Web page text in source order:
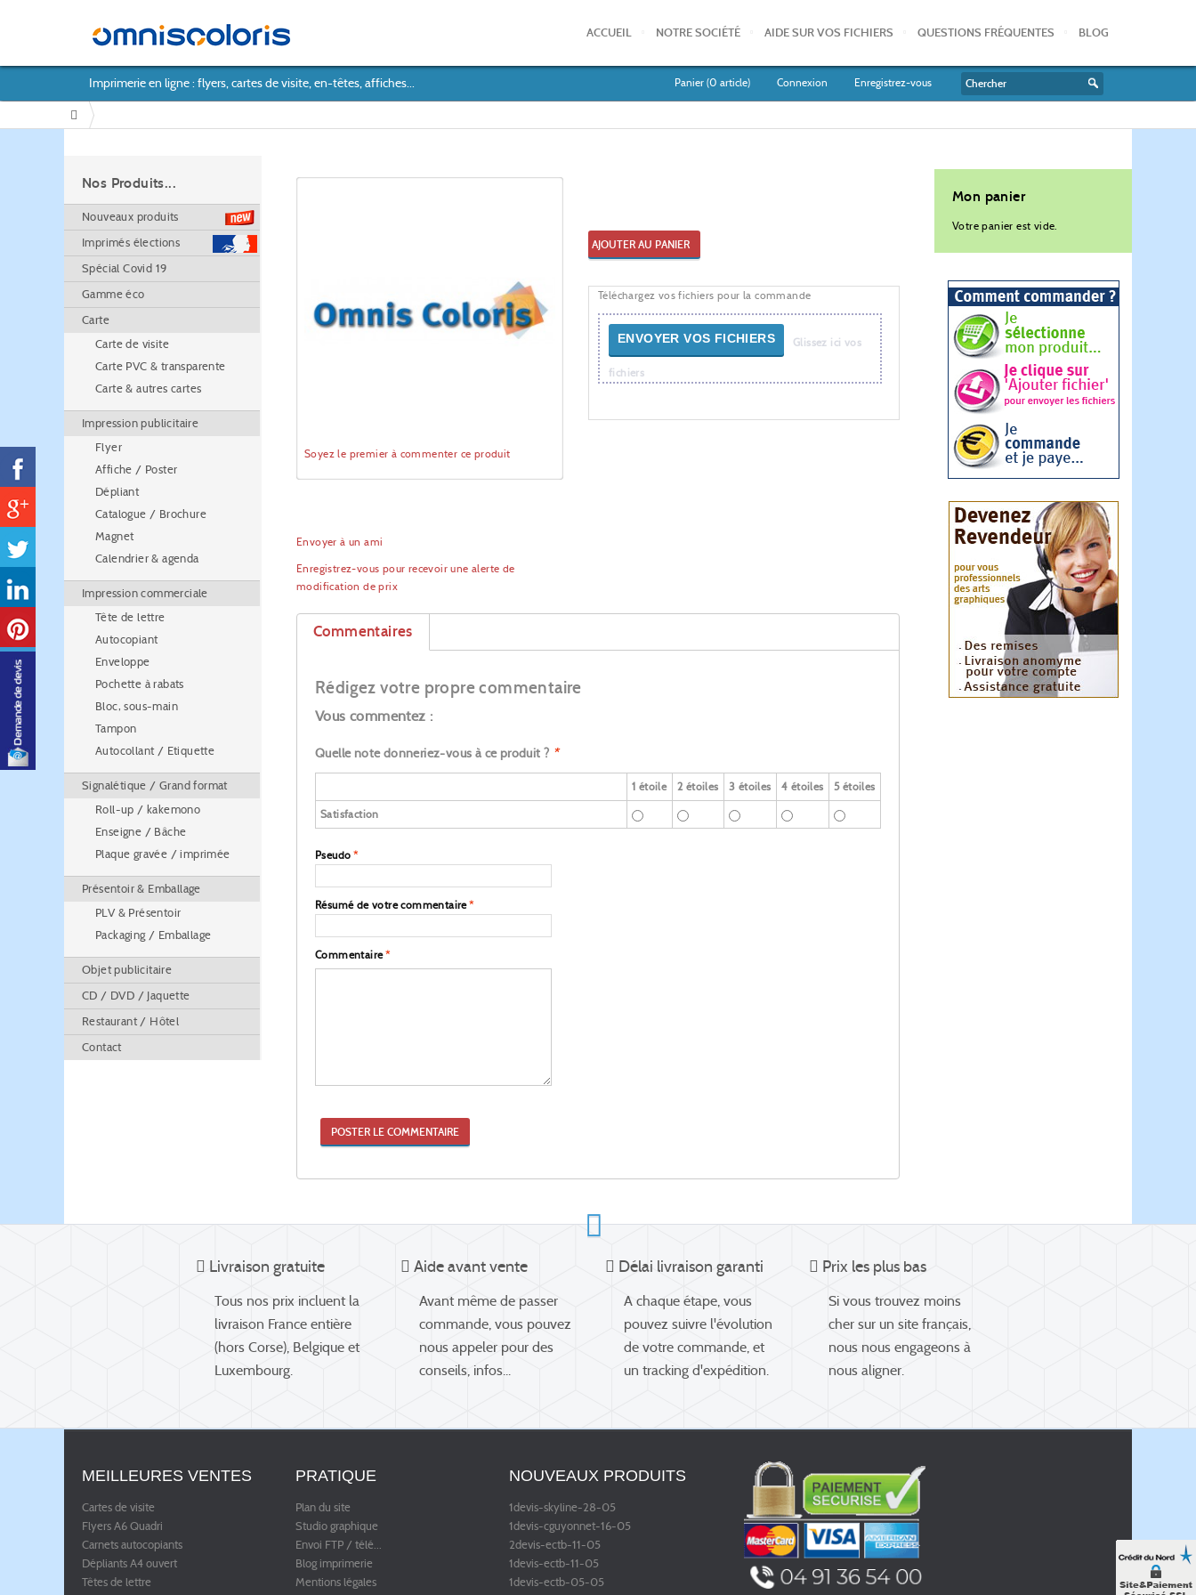
ACCUEIL NOTRE SOCIÉTÉ AIDE SUR VOS FICHIERS QUESTIONS FRÉQUENTES BLOG
Imprimerie en ligne : flyers, cartes de visite, en-têtes, affiches... Panier (0 article) Connexion Enregistrez-vous
Soyez le premier à commenter ce produit
Envoyer à un ami
Enregistrez-vous pour recevoir une alerte de
modification de prix
AJOUTER AU PANIER
Téléchargez vos fichiers pour la commande
ENVOYER VOS FICHIERS Glissez ici vos
fichiers
Commentaires
Rédigez votre propre commentaire
Vous commentez :
Quelle note donneriez-vous à ce produit ? *
1 étoile 2 étoiles 3 étoiles 4 étoiles 5 étoiles
Satisfaction
*
Pseudo
*
Résumé de votre commentaire
*
Commentaire
POSTER LE COMMENTAIRE
Nos Produits...
Nouveaux produits
Imprimés élections
Spécial Covid 19
Gamme éco
Carte
Carte de visite
Carte PVC & transparente
Carte & autres cartes
Impression publicitaire
Flyer
Affiche / Poster
Dépliant
Catalogue / Brochure
Magnet
Calendrier & agenda
Impression commerciale
Tête de lettre
Autocopiant
Enveloppe
Pochette à rabats
Bloc, sous-main
Tampon
Autocollant / Etiquette
Signalétique / Grand format
Roll-up / kakemono
Enseigne / Bâche
Plaque gravée / imprimée
Présentoir & Emballage
PLV & Présentoir
Packaging / Emballage
Objet publicitaire
CD / DVD / Jaquette
Restaurant / Hôtel
Contact
Mon panier
Votre panier est vide.
Livraison gratuite
Tous nos prix incluent la
livraison France entière
(hors Corse), Belgique et
Luxembourg.
Aide avant vente
Avant même de passer
commande, vous pouvez
nous appeler pour des
conseils, infos...
Délai livraison garanti
A chaque étape, vous
pouvez suivre l'évolution
de votre commande, et
un tracking d'expédition.
Prix les plus bas
Si vous trouvez moins
cher sur un site français,
nous nous engageons à
nous aligner.
MEILLEURES VENTES
Cartes de visite
Flyers A6 Quadri
Carnets autocopiants
Dépliants A4 ouvert
Têtes de lettre
PRATIQUE
Plan du site
Studio graphique
Envoi FTP / télé...
Blog imprimerie
Mentions légales
NOUVEAUX PRODUITS
1devis-skyline-28-05
1devis-cguyonnet-16-05
2devis-ectb-11-05
1devis-ectb-11-05
1devis-ectb-05-05